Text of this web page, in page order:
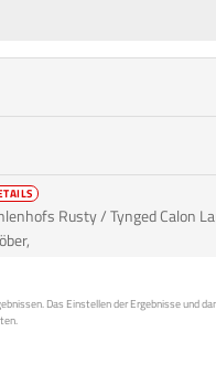
Rusty / Tynged Calon
Das Einstellen der Ergebnisse und